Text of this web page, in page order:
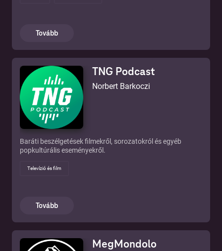
Tovább
TNG Podcast
Norbert Barkoczi
Baráti beszélgetések filmekről, sorozatokról és egyéb
popkultúrális eseményekről.
Televízió és film
Tovább
MegMondolo